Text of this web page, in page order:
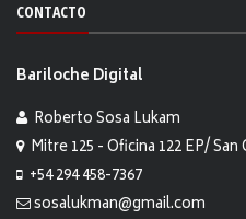
CONTACTO
Bariloche Digital
Roberto Sosa Lukam
Mitre 125 - Oficina 122 EP/
+54 294 458-7367
sosalukman@gmail.com